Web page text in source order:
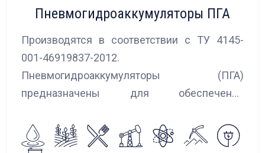
Пневмогидроаккумуляторы ПГА
Производятся в соответствии с ТУ 4145-
001-46919837-2012.
Пневмогидроаккумуляторы (ПГА)
предназначены для обеспечения
колебаний потока жидкости, возникающих в
гидравлических системах.